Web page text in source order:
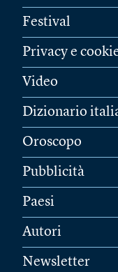
Festival
Privacy e
Video
Dizionario
Oroscopo
Pubblicità
Paesi
Autori
Newsletter